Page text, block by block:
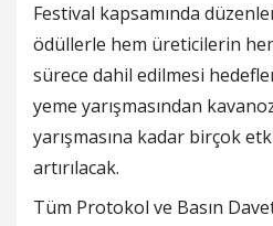
Festival kapsamında
ödüllerle hem üreticilerin
sürece dahil edilmesi
yeme yarışmasından
yarışmasına kadar birçok
artırılacak.
Tüm Protokol ve Basın